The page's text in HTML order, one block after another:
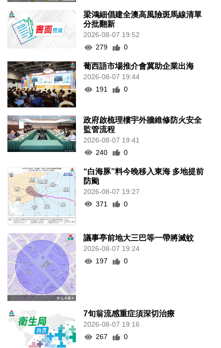
梁鴻細倡建全澳高風險斑馬線清單
分批翻新
2026-08-07 19:52
279
0
葡西語市場推介會冀助企業出海
2026-08-07 19:44
191
0
政府啟梳理樓宇外牆維修防火安全
監管流程
2026-08-07 19:41
240
0
“白海豚”料今晚移入東海 多地提前
防颱
2026-08-07 19:27
371
0
議事亭前地大三巴等一帶將滅蚊
2026-08-07 19:24
197
0
7旬翁流感重症須深切治療
2026-08-07 19:16
267
0